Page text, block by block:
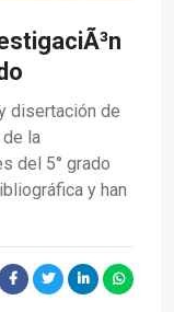
disertación de
la
del 5° grado
y han